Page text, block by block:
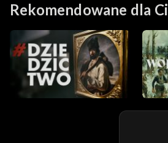
Rekomendowane dla